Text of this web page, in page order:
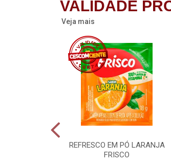
VALIDADE
Veja mais
REFRESCO EM PÓ LARANJA
FRISCO